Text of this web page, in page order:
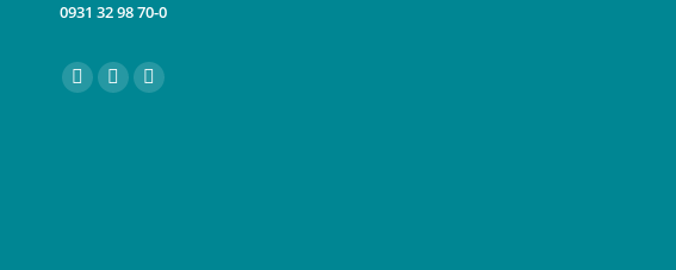
0931 32 98 70-0
Finden Sie uns auf:
FacebookInstagram
E-